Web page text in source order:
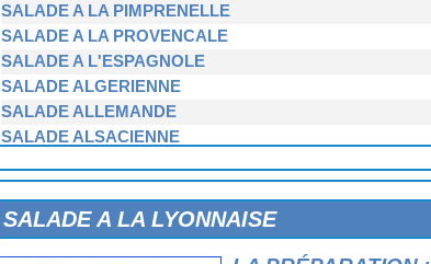
SALADE A LA PIMPRENELLE
SALADE A LA PROVENCALE
SALADE A L'ESPAGNOLE
SALADE ALGERIENNE
SALADE ALLEMANDE
SALADE ALSACIENNE
SALADE AU CITRON
SALADE AU COMTE
SALADE AU CONCOMBRE ET AU POULET
SALADE A LA LYONNAISE